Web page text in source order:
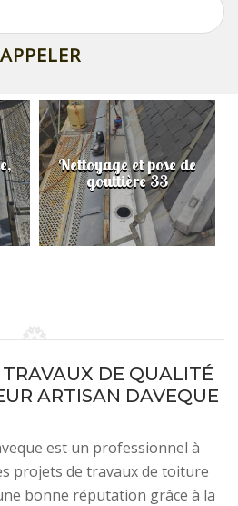
Nettoyage et pose de
gouttière 33
DE QUALITÉ
ARTISAN DAVEQUE
est un professionnel à
projets de travaux de toiture
bonne réputation grâce à la